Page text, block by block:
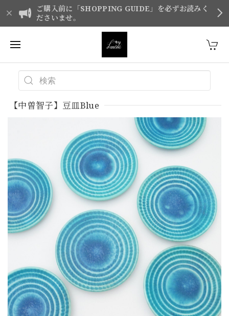
ご購入前に「SHOPPING GUIDE」を必ずお読みく
ださいませ。
【中曽智子】豆皿Blue